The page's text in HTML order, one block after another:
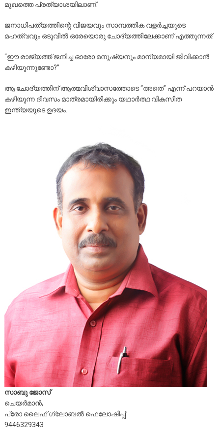
മുഖത്തെ പ്രത്യാശയിലാണ്.
ജനാധിപത്യത്തിന്റെ വിജയവും സാമ്പത്തിക വളർച്ചയുടെ
മഹത്വവും ഒടുവിൽ ഒരേയൊരു ചോദ്യത്തിലേക്കാണ് എത്തുന്നത്:
“ഈ രാജ്യത്ത് ജനിച്ച ഓരോ മനുഷ്യനും മാന്യമായി ജീവിക്കാൻ
കഴിയുന്നുണ്ടോ?”
ആ ചോദ്യത്തിന് ആത്മവിശ്വാസത്തോടെ “അതെ” എന്ന് പറയാൻ
കഴിയുന്ന ദിവസം മാത്രമായിരിക്കും യഥാർത്ഥ വികസിത
ഇന്ത്യയുടെ ഉദയം.
സാബു ജോസ്
ചെയർമാൻ,
പ്രോ ലൈഫ് ഗ്ലോബൽ ഫെലോഷിപ്പ്
9446329343